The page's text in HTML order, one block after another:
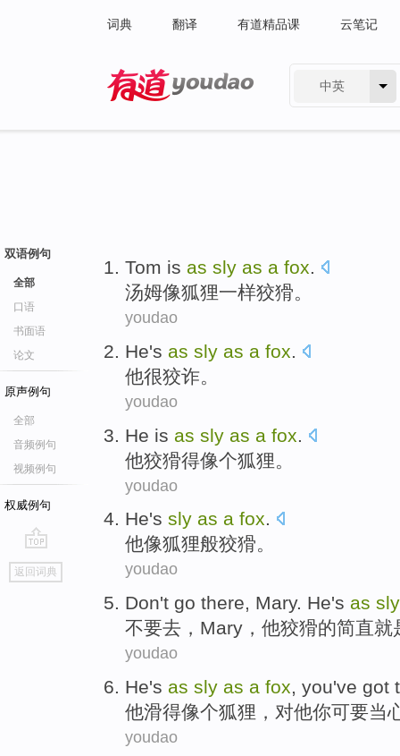
词典 翻译 有道精品课 云笔记
中英
双语例句
全部
口语
书面语
论文
原声例句
全部
音频例句
视频例句
权威例句
go
top
返回词典
Tom is as sly as a fox.
汤姆像狐狸一样狡猾。
youdao
He's as sly as a fox.
他很狡诈。
youdao
He is as sly as a fox
他狡猾得像个狐狸 。
youdao
He's sly as a fox.
他像狐狸般狡猾。
youdao
Don't go there, Mary. He's as
不要去 ， Mary ， 他狡猾的简直就
youdao
He's as sly as a fox, you've got
他滑得像个狐狸 ，对他你可要当
youdao